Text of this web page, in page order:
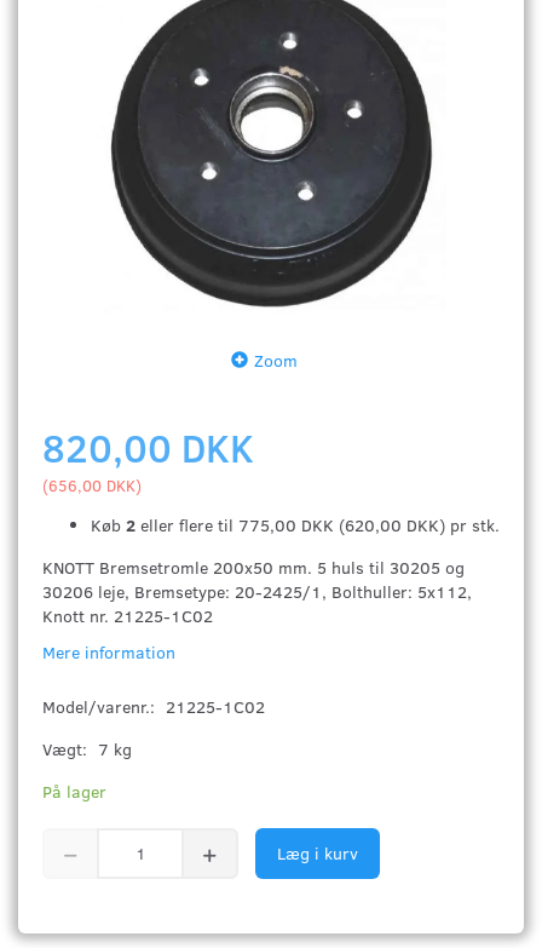
Zoom
820,00 DKK
(656,00 DKK)
Køb 2 eller flere til 775,00 DKK (620,00 DKK) pr stk.
KNOTT Bremsetromle 200x50 mm. 5 huls til 30205 og
30206 leje, Bremsetype: 20-2425/1, Bolthuller: 5x112,
Knott nr. 21225-1C02
Mere information
Model/varenr.: 21225-1C02
Vægt: 7 kg
På lager
Læg i kurv